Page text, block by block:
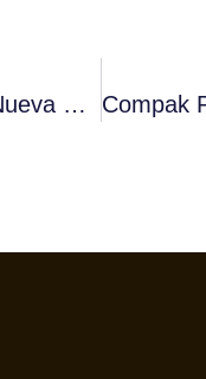
ONE, La Nueva Gama De Cafeteras Profesionales De Crem International